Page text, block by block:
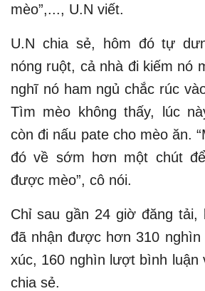
mèo”,..., U.N viết.
U.N chia sẻ, hôm đó tự
nóng ruột, cả nhà đi kiếm nó
nghĩ nó ham ngủ chắc rúc
Tìm mèo không thấy, lúc
còn đi nấu pate cho mèo ăn.
đó về sớm hơn một chút
được mèo”, cô nói.
Chỉ sau gần 24 giờ đăng tải,
đã nhận được hơn 310
xúc, 160 nghìn lượt bình luận
chia sẻ.